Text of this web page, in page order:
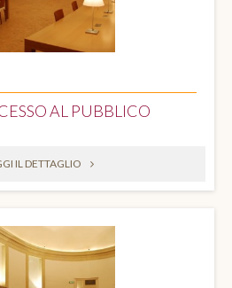
AL PUBBLICO
IL DETTAGLIO